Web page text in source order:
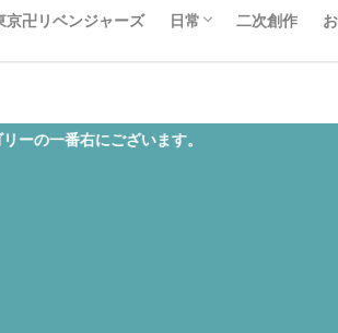
京卍リベンジャーズ 日常
ワイン
二次創作
ございます。